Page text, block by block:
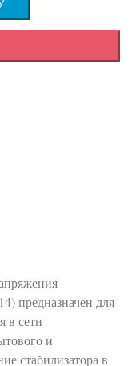
предназначен для
в сети
и
стабилизатора в